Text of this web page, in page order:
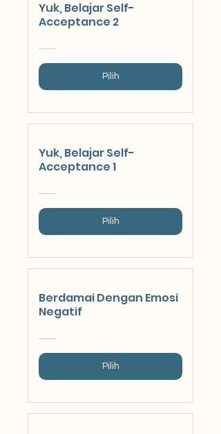
Yuk, Belajar Self-
Acceptance 2
Pilih
Yuk, Belajar Self-
Acceptance 1
Pilih
Berdamai Dengan Emosi
Negatif
Pilih